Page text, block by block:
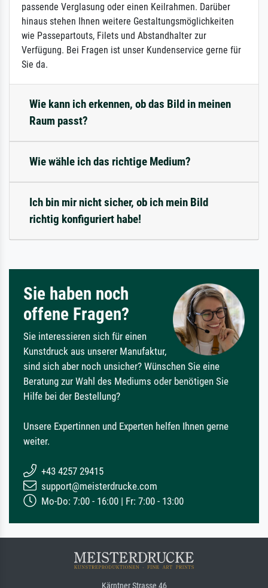
passende Verglasung oder einen Keilrahmen. Darüber
hinaus stehen Ihnen weitere Gestaltungsmöglichkeiten
wie Passepartouts, Filets und Abstandhalter zur
Verfügung. Bei Fragen ist unser Kundenservice gerne für
Sie da.
Wie kann ich erkennen, ob das Bild in meinen
Raum passt?
Wie wähle ich das richtige Medium?
Ich bin mir nicht sicher, ob ich mein Bild
richtig konfiguriert habe!
Sie haben noch
offene Fragen?
Sie interessieren sich für einen
Kunstdruck aus unserer Manufaktur,
sind sich aber noch unsicher? Wünschen Sie eine
Beratung zur Wahl des Mediums oder benötigen Sie
Hilfe bei der Bestellung?
Unsere Expertinnen und Experten helfen Ihnen gerne
weiter.
+43 4257 29415
support@meisterdrucke.com
Mo-Do: 7:00 - 16:00 | Fr: 7:00 - 13:00
Kärntner Strasse 46